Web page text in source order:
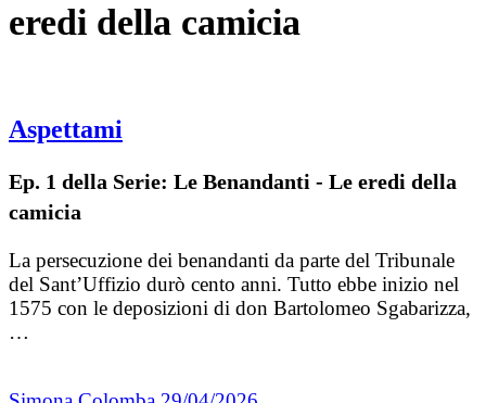
eredi della camicia
Aspettami
Ep. 1 della Serie: Le Benandanti - Le eredi della
camicia
La persecuzione dei benandanti da parte del Tribunale
del Sant’Uffizio durò cento anni. Tutto ebbe inizio nel
1575 con le deposizioni di don Bartolomeo Sgabarizza,
…